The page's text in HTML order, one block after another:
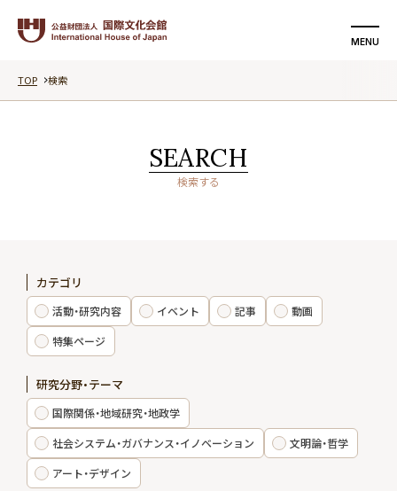
MENU
国際文化会館について
記事
動画
特集ページ
エキスパート
出版物・報告書
TOP 検索
SEARCH
検索する
カテゴリ
活動・研究内容 イベント 記事
動画
特集ページ
研究分野・テーマ
国際関係・地域研究・地政学
社会システム・ガバナンス・イノベーション
文明論・哲学
アート・デザイン